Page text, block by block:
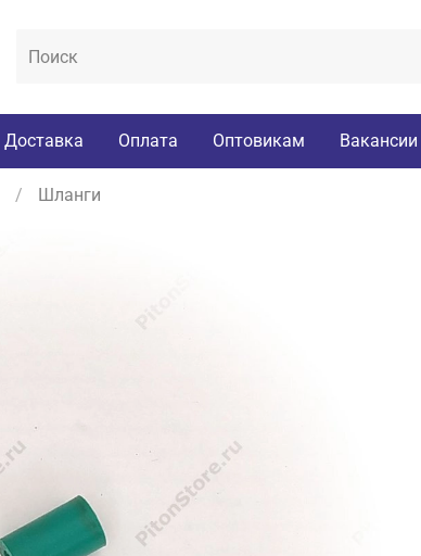
Доставка Оплата Оптовикам Вакансии
Шланги